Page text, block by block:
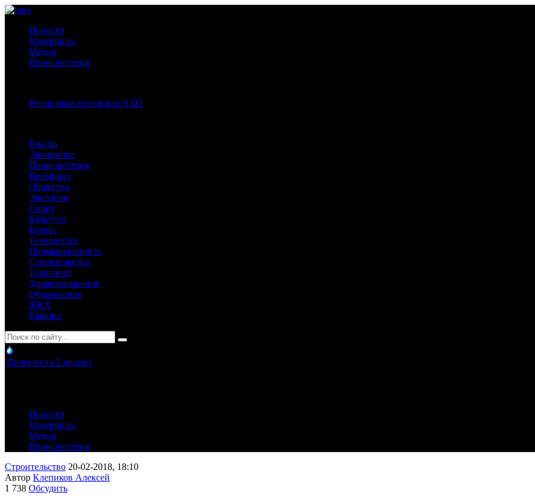
Новости
Материалы
Медиа
Происшествия
Ресурсный потенциал НАО
Власть
Экономика
Происшествия
Криминал
Общество
Экология
Спорт
Культура
Бизнес
Технологии
Промышленность
Строительство
Транспорт
Здравоохранение
Образование
ЖКХ
Выборы
Прогноз на 2 недели
Новости
Материалы
Медиа
Происшествия
Строительство 20-02-2018, 18:10
Автор Клепиков Алексей
1 738 Обсудить